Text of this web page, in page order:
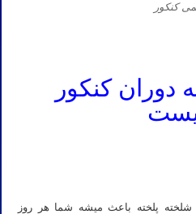
کنکور
دوران کنکور
شلخته پلخته باعث میشه شما هر روز